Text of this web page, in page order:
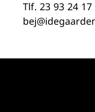
Tlf.23 93 24 17